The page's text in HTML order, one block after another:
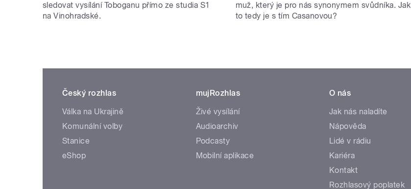
sledovat vysílání Toboganu přímo ze studia S1
na Vinohradské.
muž, který je pro nás synonymem svůdníka. Jak
to tedy je s tím Casanovou?
Český rozhlas
Válka na Ukrajině
Komunální volby
Stanice
eShop
mujRozhlas
Živé vysílání
Audioarchiv
Podcasty
Mobilní aplikace
O nás
Jak nás naladíte
Nápověda
Lidé v rádiu
Kariéra
Kontakt
Rozhlasový poplatek